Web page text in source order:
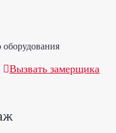
Вызвать замерщика